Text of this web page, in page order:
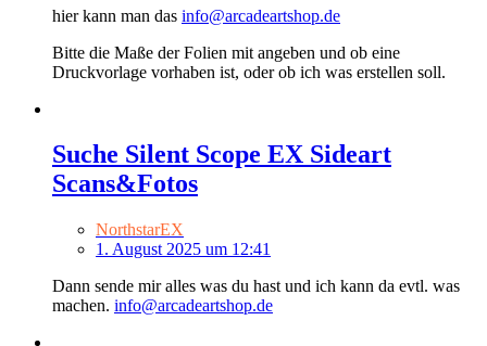
hier kann man das info@arcadeartshop.de
Bitte die Maße der Folien mit angeben und ob eine
Druckvorlage vorhaben ist, oder ob ich was erstellen soll.
Suche Silent Scope EX Sideart
Scans&Fotos
NorthstarEX
1. August 2025 um 12:41
Dann sende mir alles was du hast und ich kann da evtl. was
machen. info@arcadeartshop.de